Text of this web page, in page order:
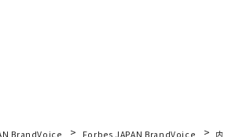
BrandVoice Forbes JAPAN BrandVoice 内製